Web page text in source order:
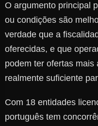
O argumento principal
ou condições são
verdade que a
oferecidas, e que
podem ter ofertas
realmente suficiente
Com 18 entidades
português tem